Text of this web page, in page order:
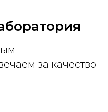
за качество